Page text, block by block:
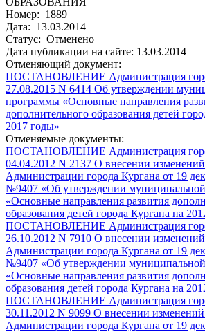
Номер: 1889
Дата: 13.03.2014
Статус: Отменено
Дата публикации на сайте: 13.03.2014
Отменяющий документ:
ПОСТАНОВЛЕНИЕ Администрация
27.08.2015 N 6414 Об утверждении
программы «Основные направления
дополнительного образования детей
2017 годы»
Отменяемые документы:
ПОСТАНОВЛЕНИЕ Администрация
04.04.2012 N 2137 О внесении
Администрации города Кургана от 19
№9407 «Об утверждении
«Основные направления развития
образования детей города Кургана на
ПОСТАНОВЛЕНИЕ Администрация
26.10.2012 N 7910 О внесении
Администрации города Кургана от 19
№9407 «Об утверждении
«Основные направления развития
образования детей города Кургана на
ПОСТАНОВЛЕНИЕ Администрация
30.11.2012 N 9099 О внесении
Администрации города Кургана от 19